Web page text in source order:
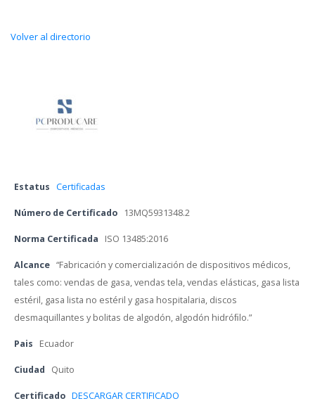
Volver al directorio
Estatu Certificada
Número de Certificado 13MQ5931348.2
Norma Certificada ISO 13485:2016
Alcance “Fabricación y comercialización de dispositivos médicos,
tales como: vendas de gasa, vendas tela, vendas elásticas, gasa lista
estéril, gasa lista no estéril y gasa hospitalaria, discos
desmaquillantes y bolitas de algodón, algodón hidróﬁlo.”
Pai Ecuador
Ciudad Quito
Certificado DESCARGAR CERTIFICADO